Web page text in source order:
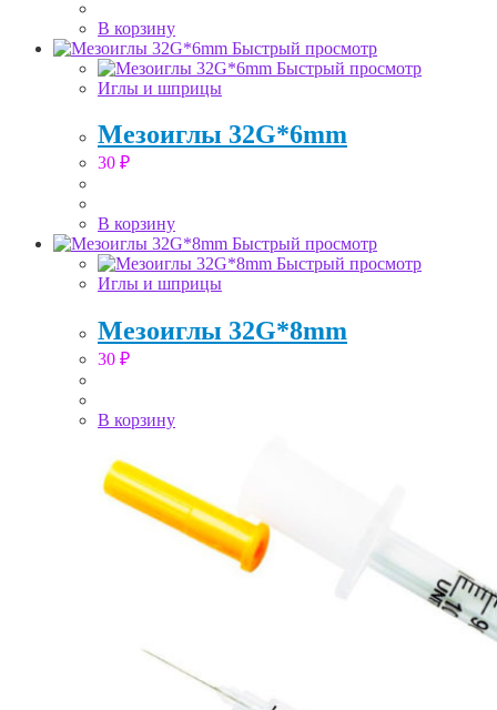
В корзину
Быстрый просмотр
Быстрый просмотр
Иглы и шприцы
Мезоиглы 32G*6mm
30 ₽
В корзину
Быстрый просмотр
Быстрый просмотр
Иглы и шприцы
Мезоиглы 32G*8mm
30 ₽
В корзину